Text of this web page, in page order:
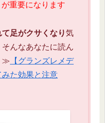
重要になります
足がクサくなり気
んなあなたに読ん
≫ 【グランズレメデ
た効果と注意